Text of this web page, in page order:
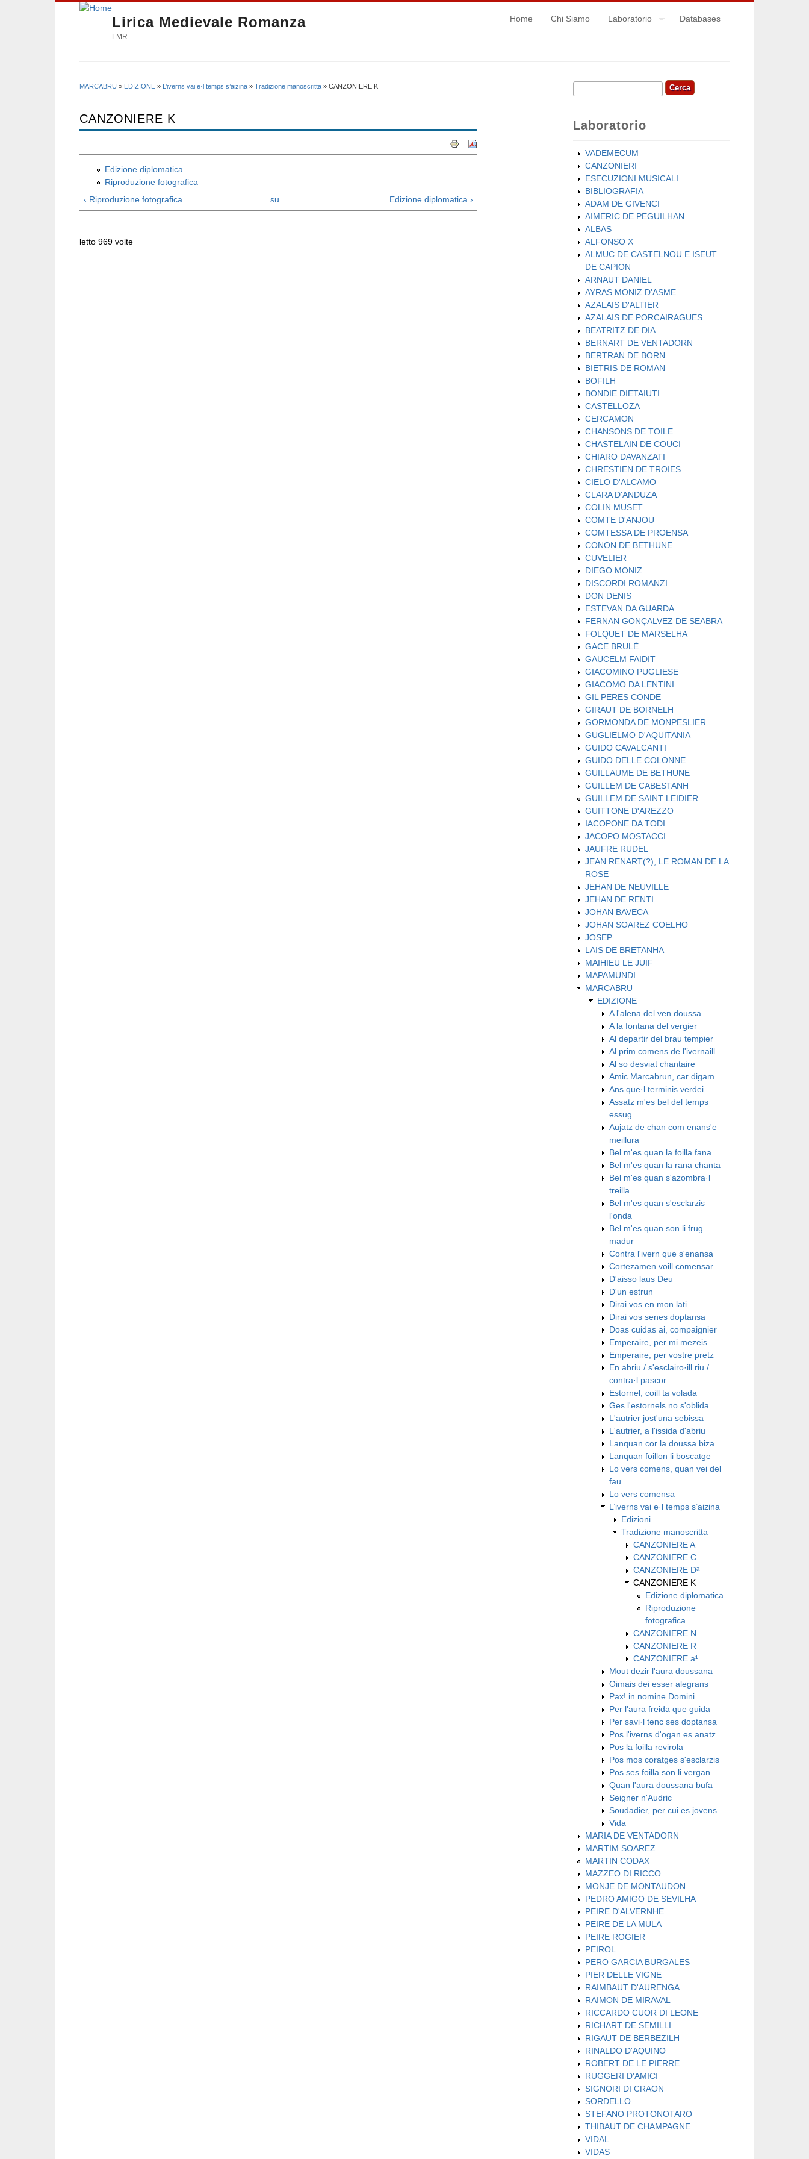
Lirica Medievale Romanza
LMR
Home Chi Siamo Laboratorio Databases
MARCABRU » EDIZIONE » L’iverns vai e·l temps s’aizina » Tradizione manoscritta » CANZONIERE K
CANZONIERE K
Edizione diplomatica
Riproduzione fotografica
‹ Riproduzione fotografica
su Edizione diplomatica ›
letto 969 volte
Form di ricerca
Cerca
Laboratorio
VADEMECUM
CANZONIERI
ESECUZIONI MUSICALI
BIBLIOGRAFIA
ADAM DE GIVENCI
AIMERIC DE PEGUILHAN
ALBAS
ALFONSO X
ALMUC DE CASTELNOU E ISEUT
DE CAPION
ARNAUT DANIEL
AYRAS MONIZ D'ASME
AZALAIS D'ALTIER
AZALAIS DE PORCAIRAGUES
BEATRITZ DE DIA
BERNART DE VENTADORN
BERTRAN DE BORN
BIETRIS DE ROMAN
BOFILH
BONDIE DIETAIUTI
CASTELLOZA
CERCAMON
CHANSONS DE TOILE
CHASTELAIN DE COUCI
CHIARO DAVANZATI
CHRESTIEN DE TROIES
CIELO D'ALCAMO
CLARA D'ANDUZA
COLIN MUSET
COMTE D'ANJOU
COMTESSA DE PROENSA
CONON DE BETHUNE
CUVELIER
DIEGO MONIZ
DISCORDI ROMANZI
DON DENIS
ESTEVAN DA GUARDA
FERNAN GONÇALVEZ DE SEABRA
FOLQUET DE MARSELHA
GACE BRULÉ
GAUCELM FAIDIT
GIACOMINO PUGLIESE
GIACOMO DA LENTINI
GIL PERES CONDE
GIRAUT DE BORNELH
GORMONDA DE MONPESLIER
GUGLIELMO D'AQUITANIA
GUIDO CAVALCANTI
GUIDO DELLE COLONNE
GUILLAUME DE BETHUNE
GUILLEM DE CABESTANH
GUILLEM DE SAINT LEIDIER
GUITTONE D'AREZZO
IACOPONE DA TODI
JACOPO MOSTACCI
JAUFRE RUDEL
JEAN RENART(?), LE ROMAN DE LA
ROSE
JEHAN DE NEUVILLE
JEHAN DE RENTI
JOHAN BAVECA
JOHAN SOAREZ COELHO
JOSEP
LAIS DE BRETANHA
MAIHIEU LE JUIF
MAPAMUNDI
MARCABRU
EDIZIONE
A l'alena del ven doussa
A la fontana del vergier
Al departir del brau tempier
Al prim comens de l'ivernaill
Al so desviat chantaire
Amic Marcabrun, car digam
Ans que·l terminis verdei
Assatz m'es bel del temps
essug
Aujatz de chan com enans'e
meillura
Bel m'es quan la foilla fana
Bel m'es quan la rana chanta
Bel m'es quan s'azombra·l
treilla
Bel m'es quan s'esclarzis
l'onda
Bel m'es quan son li frug
madur
Contra l'ivern que s'enansa
Cortezamen voill comensar
D'aisso laus Deu
D'un estrun
Dirai vos en mon lati
Dirai vos senes doptansa
Doas cuidas ai, compaignier
Emperaire, per mi mezeis
Emperaire, per vostre pretz
En abriu / s'esclairo·ill riu /
contra·l pascor
Estornel, coill ta volada
Ges l'estornels no s'oblida
L'autrier jost'una sebissa
L'autrier, a l'issida d'abriu
Lanquan cor la doussa biza
Lanquan foillon li boscatge
Lo vers comens, quan vei del
fau
Lo vers comensa
L’iverns vai e·l temps s’aizina
Edizioni
Tradizione manoscritta
CANZONIERE A
CANZONIERE C
CANZONIERE Dᵃ
CANZONIERE K
Edizione diplomatica
Riproduzione
fotografica
CANZONIERE N
CANZONIERE R
CANZONIERE a¹
Mout dezir l'aura doussana
Oimais dei esser alegrans
Pax! in nomine Domini
Per l'aura freida que guida
Per savi·l tenc ses doptansa
Pos l'iverns d'ogan es anatz
Pos la foilla revirola
Pos mos coratges s'esclarzis
Pos ses foilla son li vergan
Quan l'aura doussana bufa
Seigner n'Audric
Soudadier, per cui es jovens
Vida
MARIA DE VENTADORN
MARTIM SOAREZ
MARTIN CODAX
MAZZEO DI RICCO
MONJE DE MONTAUDON
PEDRO AMIGO DE SEVILHA
PEIRE D'ALVERNHE
PEIRE DE LA MULA
PEIRE ROGIER
PEIROL
PERO GARCIA BURGALES
PIER DELLE VIGNE
RAIMBAUT D'AURENGA
RAIMON DE MIRAVAL
RICCARDO CUOR DI LEONE
RICHART DE SEMILLI
RIGAUT DE BERBEZILH
RINALDO D'AQUINO
ROBERT DE LE PIERRE
RUGGERI D'AMICI
SIGNORI DI CRAON
SORDELLO
STEFANO PROTONOTARO
THIBAUT DE CHAMPAGNE
VIDAL
VIDAS